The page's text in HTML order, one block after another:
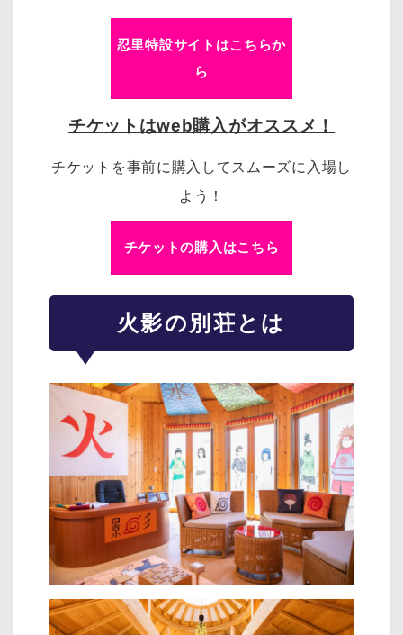
忍里特設サイトはこちらか
ら
チケットはweb購入がオススメ！
チケットを事前に購入してスムーズに入場し
よう！
チケットの購入はこちら
火影の別荘とは